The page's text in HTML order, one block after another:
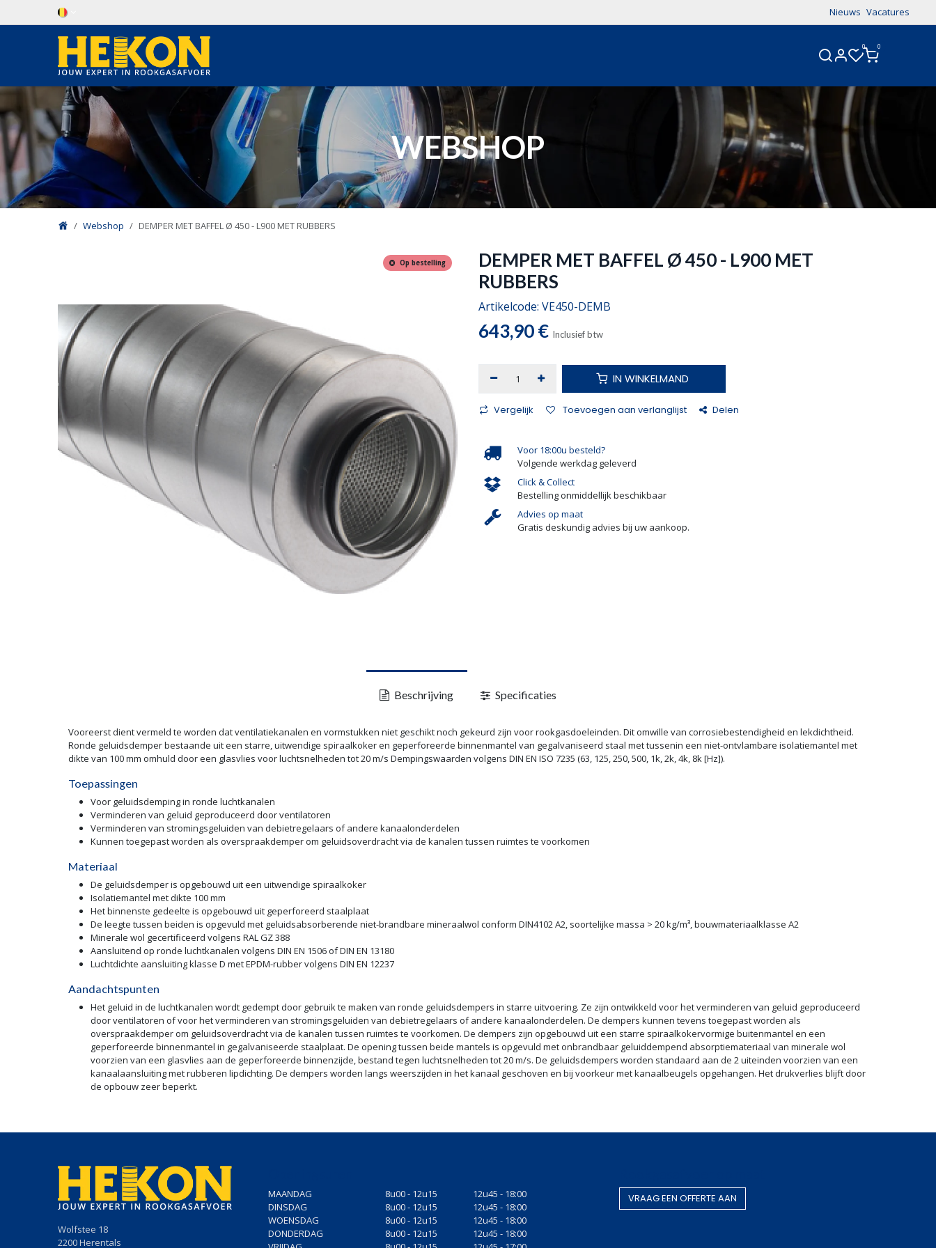
Overslaan naar inhoud Nieuws Vacatures
0 0
WEBSHOP
Webshop DEMPER MET BAFFEL Ø 450 - L900 MET RUBBERS
Op bestelling
DEMPER MET BAFFEL Ø 450 - L900 MET
RUBBERS
Artikelcode: VE450-DEMB
643,90€ Inclusief btw
IN WINKELMAND
Vergelijk Toevoegen aan verlanglijst Delen
Voor 18:00u besteld?
Volgende werkdag geleverd
Click & Collect
Bestelling onmiddellijk beschikbaar
Advies op maat
Gratis deskundig advies bij uw aankoop.
Beschrijving Specificaties
Vooreerst dient vermeld te worden dat ventilatiekanalen en vormstukken niet geschikt noch gekeurd zijn voor rookgasdoeleinden. Dit omwille van corrosiebestendigheid en lekdichtheid.
Ronde geluidsdemper bestaande uit een starre, uitwendige spiraalkoker en geperforeerde binnenmantel van gegalvaniseerd staal met tussenin een niet-ontvlambare isolatiemantel met
dikte van 100 mm omhuld door een glasvlies voor luchtsnelheden tot 20 m/s Dempingswaarden volgens DIN EN ISO 7235 (63, 125, 250, 500, 1k, 2k, 4k, 8k [Hz]).
Toepassingen
Voor geluidsdemping in ronde luchtkanalen
Verminderen van geluid geproduceerd door ventilatoren
Verminderen van stromingsgeluiden van debietregelaars of andere kanaalonderdelen
Kunnen toegepast worden als overspraakdemper om geluidsoverdracht via de kanalen tussen ruimtes te voorkomen
Materiaal
De geluidsdemper is opgebouwd uit een uitwendige spiraalkoker
Isolatiemantel met dikte 100 mm
Het binnenste gedeelte is opgebouwd uit geperforeerd staalplaat
De leegte tussen beiden is opgevuld met geluidsabsorberende niet-brandbare mineraalwol conform DIN4102 A2, soortelijke massa > 20 kg/m³, bouwmateriaalklasse A2
Minerale wol gecertificeerd volgens RAL GZ 388
Aansluitend op ronde luchtkanalen volgens DIN EN 1506 of DIN EN 13180
Luchtdichte aansluiting klasse D met EPDM-rubber volgens DIN EN 12237
Aandachtspunten
Het geluid in de luchtkanalen wordt gedempt door gebruik te maken van ronde geluidsdempers in starre uitvoering. Ze zijn ontwikkeld voor het verminderen van geluid geproduceerd
door ventilatoren of voor het verminderen van stromingsgeluiden van debietregelaars of andere kanaalonderdelen. De dempers kunnen tevens toegepast worden als
overspraakdemper om geluidsoverdracht via de kanalen tussen ruimtes te voorkomen. De dempers zijn opgebouwd uit een starre spiraalkokervormige buitenmantel en een
geperforeerde binnenmantel in gegalvaniseerde staalplaat. De opening tussen beide mantels is opgevuld met onbrandbaar geluiddempend absorptiemateriaal van minerale wol
voorzien van een glasvlies aan de geperforeerde binnenzijde, bestand tegen luchtsnelheden tot 20 m/s. De geluidsdempers worden standaard aan de 2 uiteinden voorzien van een
kanaalaansluiting met rubberen lipdichting. De dempers worden langs weerszijden in het kanaal geschoven en bij voorkeur met kanaalbeugels opgehangen. Het drukverlies blijft door
de opbouw zeer beperkt.
Wolfstee 18
2200 Herentals
MAANDAG
DINSDAG
WOENSDAG
DONDERDAG
8u00 - 12u15
8u00 - 12u15
8u00 - 12u15
8u00 - 12u15
12u45 - 18:00
12u45 - 18:00
12u45 - 18:00
12u45 - 18:00
VRAAG EEN OF​​​​FERTE AAN